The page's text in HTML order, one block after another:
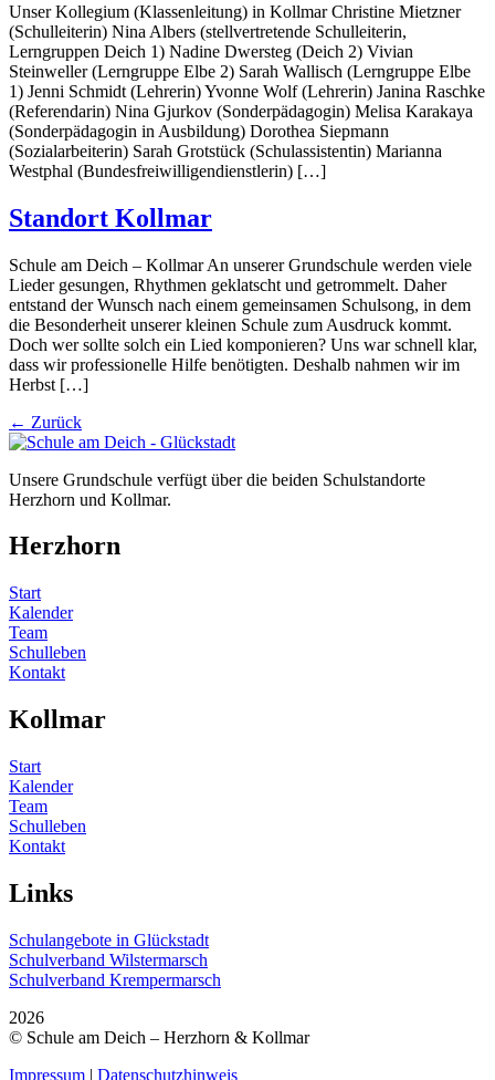
Unser Kollegium (Klassenleitung) in Kollmar Christine Mietzner
(Schulleiterin) Nina Albers (stellvertretende Schulleiterin,
Lerngruppen Deich 1) Nadine Dwersteg (Deich 2) Vivian
Steinweller (Lerngruppe Elbe 2) Sarah Wallisch (Lerngruppe Elbe
1) Jenni Schmidt (Lehrerin) Yvonne Wolf (Lehrerin) Janina Raschke
(Referendarin) Nina Gjurkov (Sonderpädagogin) Melisa Karakaya
(Sonderpädagogin in Ausbildung) Dorothea Siepmann
(Sozialarbeiterin) Sarah Grotstück (Schulassistentin) Marianna
Westphal (Bundesfreiwilligendienstlerin) […]
Standort Kollmar
Schule am Deich – Kollmar An unserer Grundschule werden viele
Lieder gesungen, Rhythmen geklatscht und getrommelt. Daher
entstand der Wunsch nach einem gemeinsamen Schulsong, in dem
die Besonderheit unserer kleinen Schule zum Ausdruck kommt.
Doch wer sollte solch ein Lied komponieren? Uns war schnell klar,
dass wir professionelle Hilfe benötigten. Deshalb nahmen wir im
Herbst […]
← Zurück
Unsere Grundschule verfügt über die beiden Schulstandorte
Herzhorn und Kollmar.
Herzhorn
Start
Kalender
Team
Schulleben
Kontakt
Kollmar
Start
Kalender
Team
Schulleben
Kontakt
Links
Schulangebote in Glückstadt
Schulverband Wilstermarsch
Schulverband Krempermarsch
2026
© Schule am Deich – Herzhorn & Kollmar
Impressum | Datenschutzhinweis